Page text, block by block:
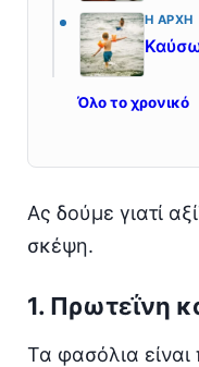
Η ΑΡΧΉ
Όλο το χρονικό
Ας δούμε γιατί
σκέψη.
1. Πρωτεΐνη
Τα φασόλια είναι